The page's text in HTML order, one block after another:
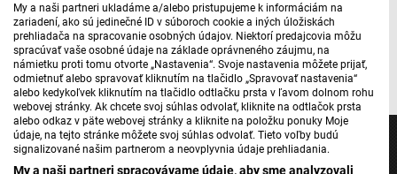
My a naši partneri ukladáme a/alebo pristupujeme k informáciám na
zariadení, ako sú jedinečné ID v súboroch cookie a iných úložiskách
prehliadača na spracovanie osobných údajov. Niektorí predajcovia môžu
spracúvať vaše osobné údaje na základe oprávneného záujmu, na
námietku proti tomu otvorte „Nastavenia“. Svoje nastavenia môžete prijať,
odmietnuť alebo spravovať kliknutím na tlačidlo „Spravovať nastavenia“
alebo kedykoľvek kliknutím na tlačidlo odtlačku prsta v ľavom dolnom rohu
webovej stránky. Ak chcete svoj súhlas odvolať, kliknite na odtlačok prsta
alebo odkaz v päte webovej stránky a kliknite na položku ponuky Moje
údaje, na tejto stránke môžete svoj súhlas odvolať. Tieto voľby budú
signalizované našim partnerom a neovplyvnia údaje prehliadania.
My a naši partneri spracovávame údaje, aby sme analyzovali
Máte problém s prehrávaním? Nahláste nám chybuv prehrávači.
Pripravila: Zuzana Líšková, ilustrácia: Martin Špirec